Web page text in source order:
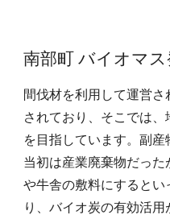
南部町 バイオマ
間伐材を利用して運営
されており、そこでは
を目指しています。副
当初は産業廃棄物だっ
や牛舎の敷料にすると
り、バイオ炭の有効活用